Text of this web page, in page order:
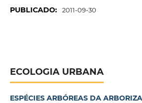
PUBLICADO: 2011-09-30
ECOLOGIA URBANA
ESPÉCIES ARBÓREAS DA